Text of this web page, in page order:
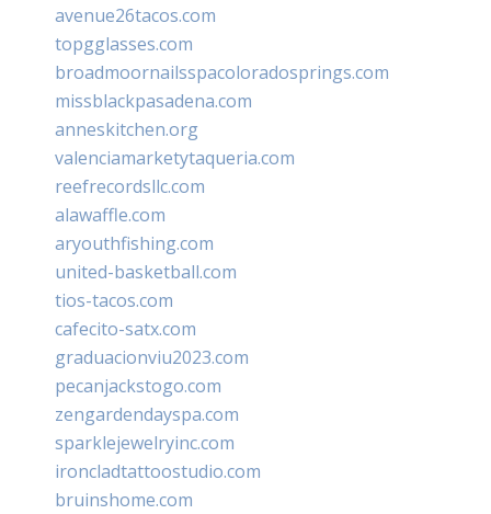
avenue26tacos.com
topgglasses.com
broadmoornailsspacoloradosprings.com
missblackpasadena.com
anneskitchen.org
valenciamarketytaqueria.com
reefrecordsllc.com
alawaffle.com
aryouthfishing.com
united-basketball.com
tios-tacos.com
cafecito-satx.com
graduacionviu2023.com
pecanjackstogo.com
zengardendayspa.com
sparklejewelryinc.com
ironcladtattoostudio.com
bruinshome.com